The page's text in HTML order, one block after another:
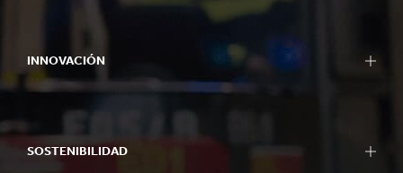
INNOVACIÓN
SOSTENIBILIDAD